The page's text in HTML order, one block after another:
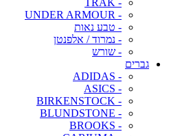
- TRAK
- UNDER ARMOUR
- טבע נאות
- נמרוד / אלפנטן
- שורש
גברים
- ADIDAS
- ASICS
- BIRKENSTOCK
- BLUNDSTONE
- BROOKS